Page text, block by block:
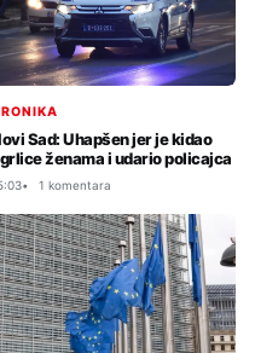
Sad: Uhapšen jer je kidao
ženama i udario policajca
1 komentara